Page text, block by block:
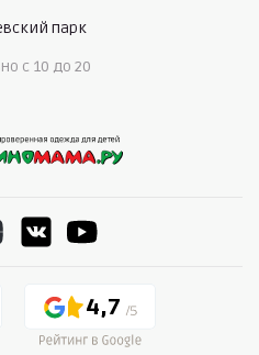
парк
c 10 до 20
4,7